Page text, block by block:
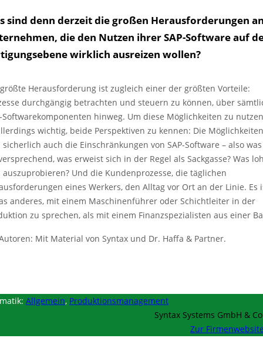
sind denn derzeit die großen Herausforderungen
die den Nutzen ihrer SAP-Software auf
wirklich ausreizen wollen?
Herausforderung ist zugleich einer der größten Vorteile:
durchgängig betrachten und steuern zu können, über
Softwarekomponenten hinweg. Um diese Möglichkeiten zu
wichtig, beide Perspektiven zu kennen: Die Möglichkeiten
auch die Einschränkungen von SAP-Software – also
was erweist sich in der Regel als Sackgasse? Was
auszuprobieren? Und die Kundenprozesse, die täglichen
eines Werkers, den Alltag vor Ort an der Linie. Es
anderes, mit einem Maschinenführer oder Schichtleiter in der
zu sprechen, als mit einem Finanzspezialisten aus einer
Mit Material von Syntax und Dr. Haffa & Partner.
Allgemein, Produktionsmanagement
Syntax Systems GmbH &
Zur